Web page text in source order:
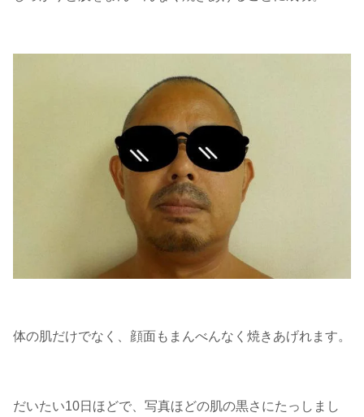
体の肌だけでなく、顔面もまんべんなく焼きあげれます。
だいたい10日ほどで、写真ほどの肌の黒さにたっしまし